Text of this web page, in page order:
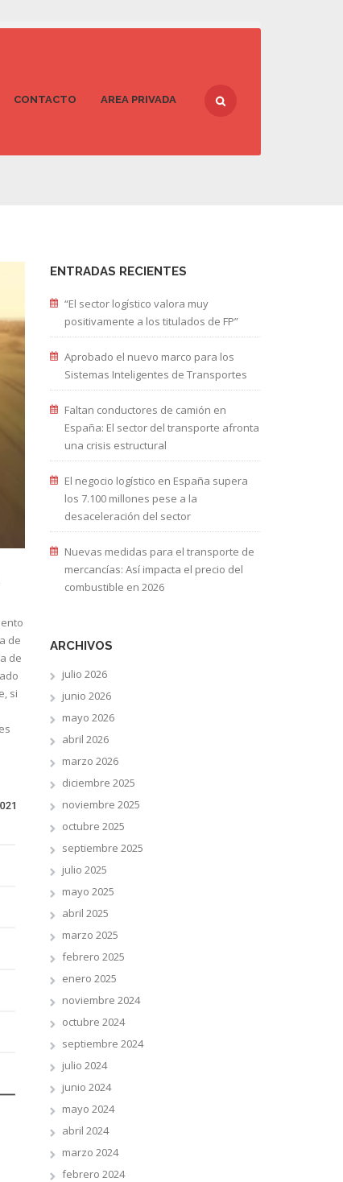
CONTACTO AREA PRIVADA
de
de
si
ENTRADAS RECIENTES
“El sector logístico valora muy
positivamente a los titulados de FP”
Aprobado el nuevo marco para los
Sistemas Inteligentes de Transportes
Faltan conductores de camión en
España: El sector del transporte afronta
una crisis estructural
El negocio logístico en España supera
los 7.100 millones pese a la
desaceleración del sector
Nuevas medidas para el transporte de
mercancías: Así impacta el precio del
combustible en 2026
ARCHIVOS
julio 2026
junio 2026
mayo 2026
abril 2026
marzo 2026
diciembre 2025
noviembre 2025
octubre 2025
septiembre 2025
julio 2025
mayo 2025
abril 2025
marzo 2025
febrero 2025
enero 2025
noviembre 2024
octubre 2024
septiembre 2024
julio 2024
junio 2024
mayo 2024
abril 2024
marzo 2024
febrero 2024